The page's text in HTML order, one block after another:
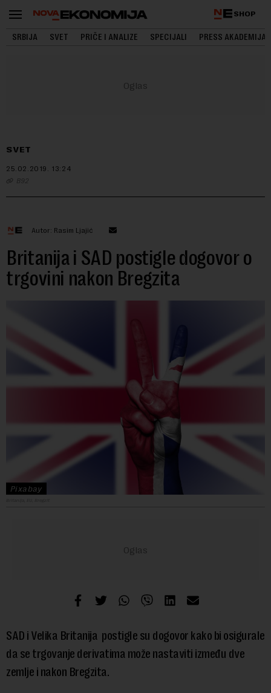
SHOP
SRBIJA SVET PRIČE I ANALIZE SPECIJALI PRESS AKADEMIJA
SVET
25.02.2019. 13:24
B92
Autor: Rasim Ljajić
Britanija i SAD postigle dogovor o
trgovini nakon Bregzita
Pixabay
SAD i Velika Britanija postigle su dogovor kako bi osigurale
da se trgovanje derivatima može nastaviti između dve
zemlje i nakon Bregzita.